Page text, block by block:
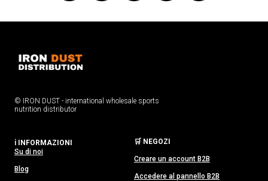
© IRON DUST - international wholesale sports
nutrition distributor
ℹ️ INFORMAZIONI
Su di noi
Blog
🛒 NEGOZI
Creare un account B2B
Accedere al pannello B2B